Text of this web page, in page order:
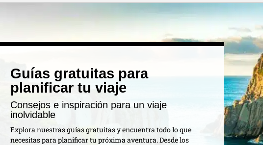
Guías gratuitas para
planificar tu viaje
Consejos e inspiración para un viaje
inolvidable
Explora nuestras guías gratuitas y encuentra todo lo que
necesitas para planificar tu próxima aventura. Desde los